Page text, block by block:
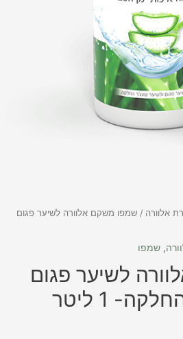
אלוורה/ שמפו משקם אלוורה לשיער פגום
, שמפו
לשיער פגום
1 ליטר